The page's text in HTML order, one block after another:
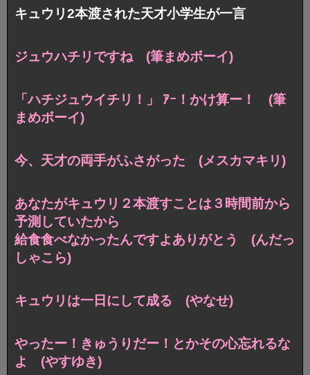
キュウリ2本渡された天才小学生が一言
ジュウハチリですね (筆まめボーイ)
「ハチジュウイチリ！」 ｱｰ！かけ算ー！ (筆
まめボーイ)
今、天才の両手がふさがった (メスカマキリ)
あなたがキュウリ２本渡すことは３時間前から
予測していたから
給食食べなかったんですよありがとう (んだっ
しゃこら)
キュウリは一日にして成る (やなせ)
やったー！きゅうりだー！とかその心忘れるな
よ (やすゆき)